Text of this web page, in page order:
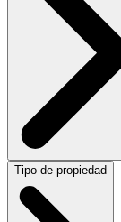
Tipo de propiedad